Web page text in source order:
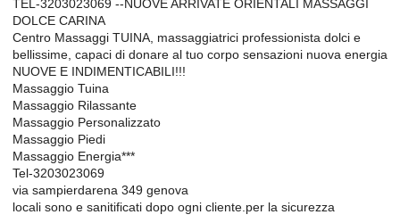
TEL-3203023069 --NUOVE ARRIVATE ORIENTALI MASSAGGI
DOLCE CARINA
Centro Massaggi TUINA, massaggiatrici professionista dolci e
bellissime, capaci di donare al tuo corpo sensazioni nuova energia
NUOVE E INDIMENTICABILI!!!
Massaggio Tuina
Massaggio Rilassante
Massaggio Personalizzato
Massaggio Piedi
Massaggio Energia***
Tel-3203023069
via sampierdarena 349 genova
locali sono e sanitificati dopo ogni cliente.per la sicurezza